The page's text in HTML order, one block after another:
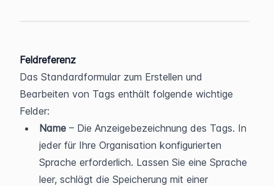
Feldreferenz
Das Standardformular zum Erstellen und
Bearbeiten von Tags enthält folgende wichtige
Felder:
Name – Die Anzeigebezeichnung des Tags. In
jeder für Ihre Organisation konfigurierten
Sprache erforderlich. Lassen Sie eine Sprache
leer, schlägt die Speicherung mit einer